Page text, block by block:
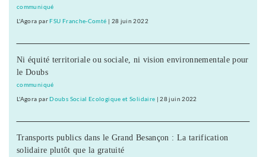
communiqué
L'Agora par FSU Franche-Comté 28 juin 2022
Ni équité territoriale ou sociale, ni vision environnementale pour
le Doubs
communiqué
L'Agora par Doubs Social Ecologique et Solidaire |28 juin 2022
Transports publics dans le Grand Besançon : La tarification
solidaire plutôt que la gratuité